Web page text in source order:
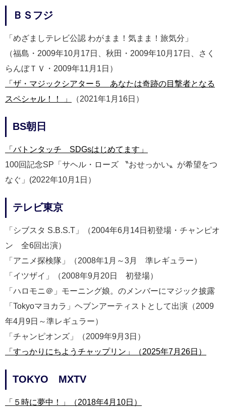
ＢＳフジ
「めざましテレビ公認 わがまま！気まま！旅気分」
（福島・2009年10月17日、秋田・2009年10月17日、さく
らんぼＴＶ・2009年11月1日）
「ザ・マジックシアター５ あなたは奇跡の目撃者となる
スペシャル！！ 」
（2021年1月16日）
BS朝日
「バトンタッチ SDGsはじめてます」
100回記念SP「サヘル・ローズ 〝おせっかい〟が希望をつ
なぐ」(2022年10月1日）
テレビ東京
「シブスタ S.B.S.T」（2004年6月14日初登場・チャンピオ
ン 全6回出演）
「アニメ探検隊」（2008年1月～3月 準レギュラー）
「イツザイ」（2008年9月20日 初登場）
「ハロモニ＠」モーニング娘。のメンバーにマジック披露
「Tokyoマヨカラ」ヘブンアーティストとして出演（2009
年4月9日～準レギュラー）
「チャンピオンズ」（2009年9月3日）
「すっかりにちようチャップリン」（2025年7月26日）
TOKYO MXTV
「５時に夢中！」（2018年4月10日）